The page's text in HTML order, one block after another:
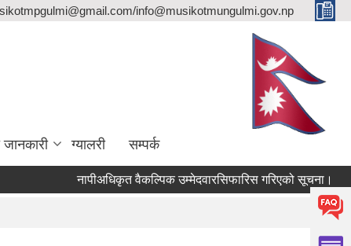
info@musikotmungulmi.gov.np
ग्यालरी सम्पर्क
नापीअधिकृत वैकल्पिक उम्मेदवारसिफारिस गरिएको सूचना।